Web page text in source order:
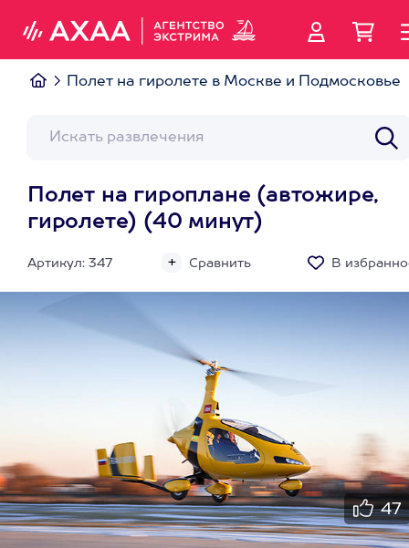
Полет на гиролете в Москве и Подмосковье
Полет на гироплане (автожире,
гиролете) (40 минут)
Артикул: 347 Сравнить В
47